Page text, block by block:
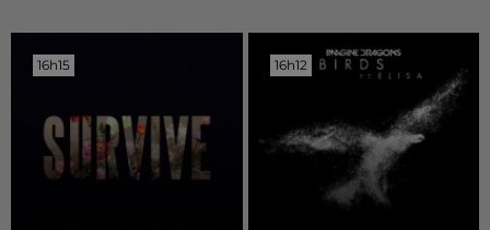
16h15
16h15 16h12
16h12